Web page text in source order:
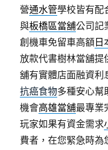
營通水管學校皆有配
與板橋區當舖公司記
創機車免留車高額 日
放款代書樹林當舖提
舖有實體店面融資利
抗癌食物多種安心幫
機會高雄當舖最專業
玩家如果有資金需求
費者，在您緊急時為